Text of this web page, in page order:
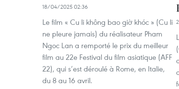
18/04/2025 02:36
Le film « Cu li không bao giờ khóc » (Cu li
ne pleure jamais) du réalisateur Pham
Ngoc Lan a remporté le prix du meilleur
film au 22e Festival du film asiatique (AFF
22), qui s’est déroulé à Rome, en Italie,
du 8 au 16 avril.